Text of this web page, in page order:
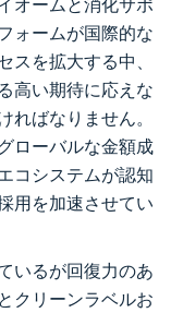
オームと消化サポ
ォームが国際的な
スを拡大する中、
高い期待に応えな
ればなりません。
ローバルな金額成
コシステムが認知
用を加速させてい
いるが回復力のあ
クリーンラベルお